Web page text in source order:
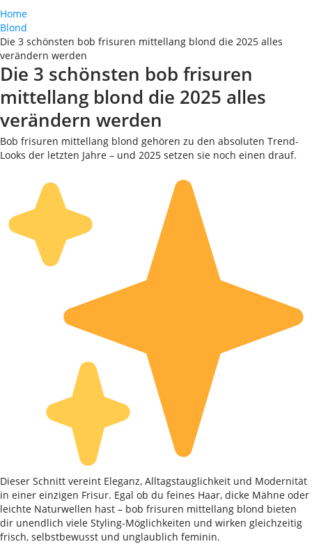
Home
Blond
Die 3 schönsten bob frisuren mittellang blond die 2025 alles
verändern werden
Die 3 schönsten bob frisuren
mittellang blond die 2025 alles
verändern werden
Bob frisuren mittellang blond gehören zu den absoluten Trend-
Looks der letzten Jahre – und 2025 setzen sie noch einen drauf.
Dieser Schnitt vereint Eleganz, Alltagstauglichkeit und Modernität
in einer einzigen Frisur. Egal ob du feines Haar, dicke Mähne oder
leichte Naturwellen hast – bob frisuren mittellang blond bieten
dir unendlich viele Styling-Möglichkeiten und wirken gleichzeitig
frisch, selbstbewusst und unglaublich feminin.